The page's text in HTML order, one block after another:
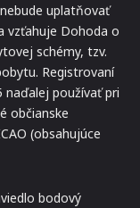
uplatňovať
vzťahuje Dohoda o
schémy, tzv.
Registrovaní
naďalej používať pri
občianske
(obsahujúce
bodový